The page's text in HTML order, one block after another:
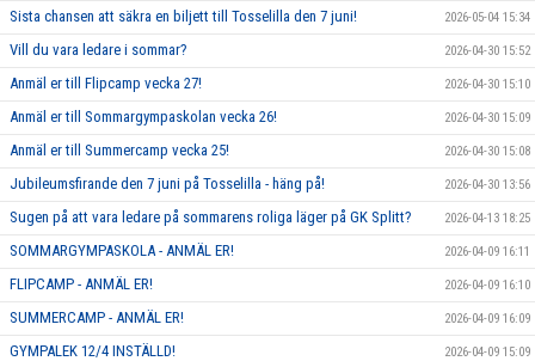
Sista chansen att säkra en biljett till Tosselilla den 7 juni! 2026-05-04 15:34
Vill du vara ledare i sommar? 2026-04-30 15:52
Anmäl er till Flipcamp vecka 27! 2026-04-30 15:10
Anmäl er till Sommargympaskolan vecka 26! 2026-04-30 15:09
Anmäl er till Summercamp vecka 25! 2026-04-30 15:08
Jubileumsfirande den 7 juni på Tosselilla - häng på! 2026-04-30 13:56
Sugen på att vara ledare på sommarens roliga läger på GK Splitt? 2026-04-13 18:25
SOMMARGYMPASKOLA - ANMÄL ER! 2026-04-09 16:11
FLIPCAMP - ANMÄL ER! 2026-04-09 16:10
SUMMERCAMP - ANMÄL ER! 2026-04-09 16:09
GYMPALEK 12/4 INSTÄLLD! 2026-04-09 15:09